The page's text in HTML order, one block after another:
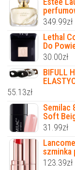
349.99zł
Lethal
Do
30.00zł
BIFULL
55.13zł
Semilac
Soft
31.99zł
szminka
123.39zł